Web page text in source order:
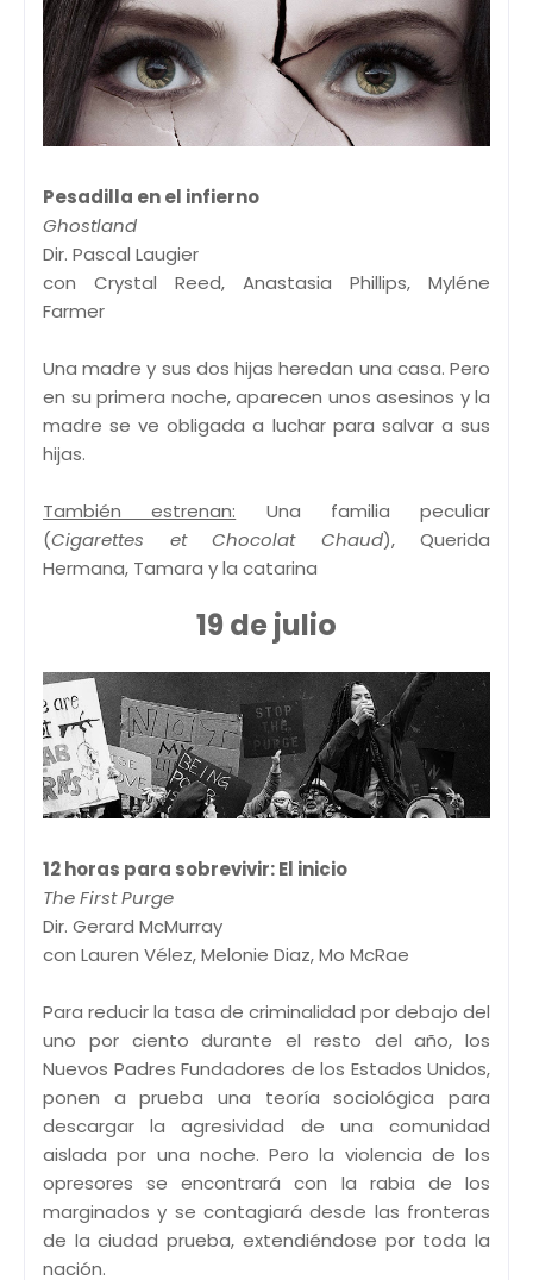
Pesadilla en el infierno
Ghostland
Dir. Pascal Laugier
con Crystal Reed, Anastasia Phillips, Myléne
Farmer
Una madre y sus dos hijas heredan una casa. Pero
en su primera noche, aparecen unos asesinos y la
madre se ve obligada a luchar para salvar a sus
hijas.
También estrenan: Una familia peculiar
(Cigarettes et Chocolat Chaud), Querida
Hermana, Tamara y la catarina
19 de julio
12 horas para sobrevivir: El inicio
The First Purge
Dir. Gerard McMurray
con Lauren Vélez, Melonie Diaz, Mo McRae
Para reducir la tasa de criminalidad por debajo del
uno por ciento durante el resto del año, los
Nuevos Padres Fundadores de los Estados Unidos,
ponen a prueba una teoría sociológica para
descargar la agresividad de una comunidad
aislada por una noche. Pero la violencia de los
opresores se encontrará con la rabia de los
marginados y se contagiará desde las fronteras
de la ciudad prueba, extendiéndose por toda la
nación.